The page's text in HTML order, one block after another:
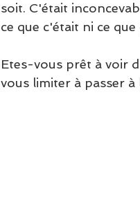
soit. C'était
ce que c'était ni ce que
Etes-vous prêt à voir
vous limiter à passer à